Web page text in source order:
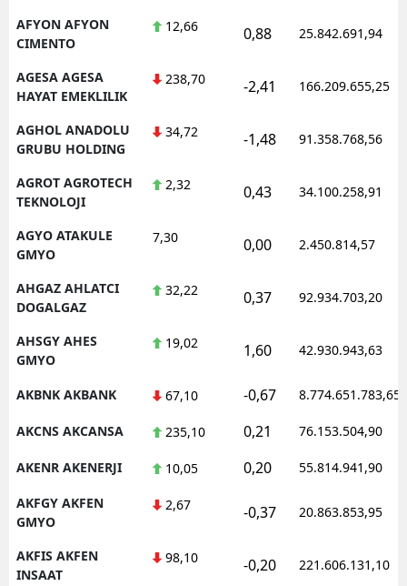
AFYON AFYON
CIMENTO
12,66 0,88 25.842.691,94
AGESA AGESA
HAYAT EMEKLILIK
238,70 -2,41 166.209.655,25
AGHOL ANADOLU
GRUBU HOLDING
34,72 -1,48 91.358.768,56
AGROT AGROTECH
TEKNOLOJI
2,32 0,43 34.100.258,91
AGYO ATAKULE
GMYO
7,30 0,00 2.450.814,57
AHGAZ AHLATCI
DOGALGAZ
32,22 0,37 92.934.703,20
AHSGY AHES
GMYO
19,02 1,60 42.930.943,63
AKBNK AKBANK 67,10 -0,67 8.774.651.783,65
AKCNS AKCANSA 235,10 0,21 76.153.504,90
AKENR AKENERJI 10,05 0,20 55.814.941,90
AKFGY AKFEN
GMYO
2,67 -0,37 20.863.853,95
AKFIS AKFEN
INSAAT
98,10 -0,20 221.606.131,10